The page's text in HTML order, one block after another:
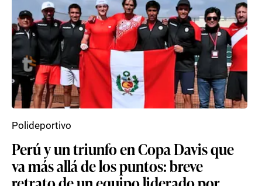
Perú y un triunfo en Copa Davis que
va más allá de los puntos: breve
Polideportivo